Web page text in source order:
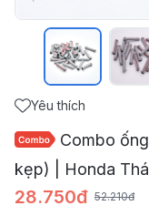
Yêu thích
Combo
kẹp) | Honda
28.750đ 52.210đ